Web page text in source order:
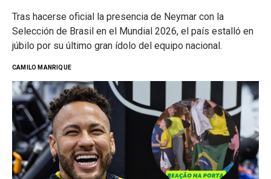
Tras hacerse oficial la presencia de Neymar con la
Selección de Brasil en el Mundial 2026, el país estalló en
júbilo por su último gran ídolo del equipo nacional.
CAMILO MANRIQUE